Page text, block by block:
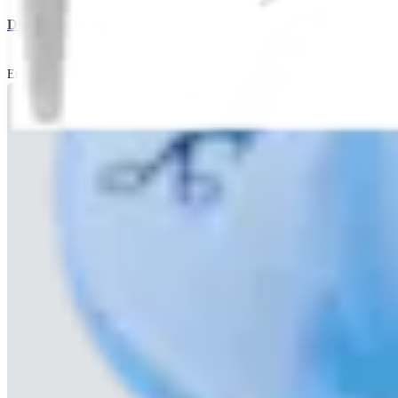
Diagnostic NanoNeedle Scope Arthroscopy Using Local
English | 04/19/2024 | LI1-000124-en-US C